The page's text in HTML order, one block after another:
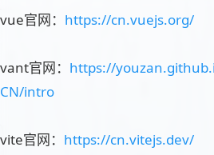
vue官网： https://cn.vuejs.org/
vant官网： https://
CN/intro
vite官网： https://cn.vitejs.dev/